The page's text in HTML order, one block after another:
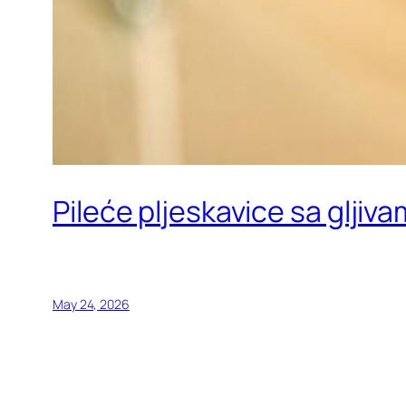
Pileće pljeskavice sa
May 24, 2026